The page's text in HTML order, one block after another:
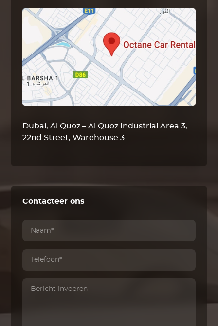
Dubai, Al Quoz – Al Quoz Industrial Area 3,
22nd Street, Warehouse 3
Contacteer ons